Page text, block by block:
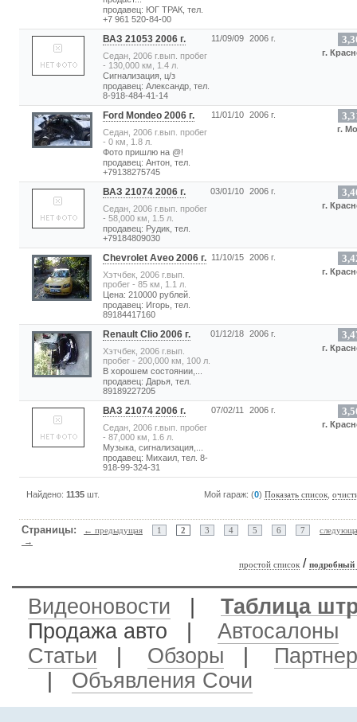
продавец: ЮГ ТРАК, тел.
+7 961 520-84-00
ВАЗ 21053 2006 г.
Седан, 2006 г.вып. пробег
- 130,000 км, 1.4 л.
Сигнализация, ц/з
продавец: Александр, тел.
8-918-484-41-14
11/09/09 2006 г.
г.
Ford Mondeo 2006 г.
Седан, 2006 г.вып. пробег
- 0 км, 1.8 л.
Фото пришлю на @!
продавец: Антон, тел.
+79138275745
11/01/10 2006 г.
г.
ВАЗ 21074 2006 г.
Седан, 2006 г.вып. пробег
- 58,000 км, 1.5 л.
продавец: Рудик, тел.
+79184809030
03/01/10 2006 г.
г.
Chevrolet Aveo 2006 г.
Хэтчбек, 2006 г.вып.
пробег - 85 км, 1.1 л.
Цена: 210000 рублей.
продавец: Игорь, тел.
89184417160
11/10/15 2006 г.
г.
Renault Clio 2006 г.
Хэтчбек, 2006 г.вып.
пробег - 200,000 км, 100 л.
В хорошем состоянии,...
продавец: Дарья, тел.
89189227205
01/12/18 2006 г.
г.
ВАЗ 21074 2006 г.
Седан, 2006 г.вып. пробег
- 87,000 км, 1.6 л.
Музыка, сигнализация,...
продавец: Михаил, тел. 8-
918-99-324-31
07/02/11 2006 г.
г.
Найдено:1135 шт. Мой гараж: (0)Показать список ,
Страницы: ← предыдущая 1 2 3 4 5 6 7
→
простой список/ подробный
Видеоновости
Таблица
Продажа авто
Автосалоны
Статьи
Обзоры
Объявления Сочи